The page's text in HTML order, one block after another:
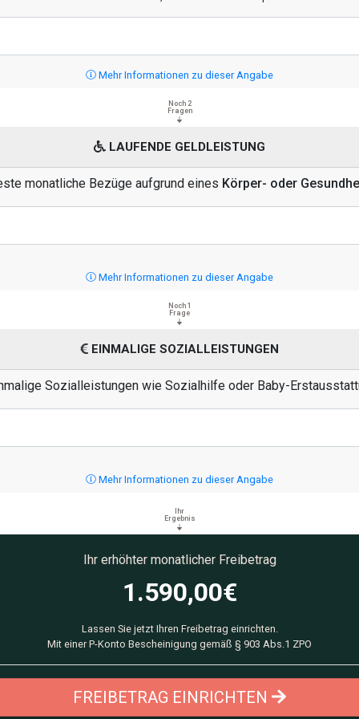
Mehr Informationen zu dieser Angabe
Noch 2
Fragen
LAUFENDE GELDLEISTUNG
monatliche Bezüge aufgrund eines Körper- oder
Mehr Informationen zu dieser Angabe
Noch 1
Frage
EINMALIGE SOZIALLEISTUNGEN
Sozialleistungen wie Sozialhilfe oder Baby-
Mehr Informationen zu dieser Angabe
Ihr
Ergebnis
Ihr erhöhter monatlicher Freibetrag
1.590,00€
Lassen Sie jetzt Ihren Freibetrag einrichten.
Mit einer P-Konto Bescheinigung gemäß § 903 Abs.1 ZPO
FREIBETRAG EINRICHTEN